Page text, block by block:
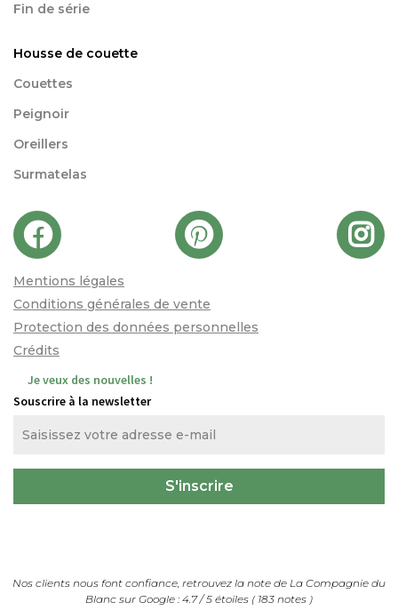
Fin de série
Housse de couette
Couettes
Peignoir
Oreillers
Surmatelas
Mentions légales
Conditions générales de vente
Protection des données personnelles
Crédits
Je veux des nouvelles !
Souscrire à la newsletter
Nos clients nous font confiance, retrouvez la note de La Compagnie du
Blanc sur Google : 4.7/5 étoiles ( 183 notes )